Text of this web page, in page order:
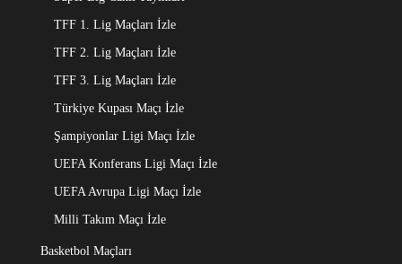
TFF 1. Lig Maçları İzle
TFF 2. Lig Maçları İzle
TFF 3. Lig Maçları İzle
Türkiye Kupası Maçı İzle
Şampiyonlar Ligi Maçı İzle
UEFA Konferans Ligi Maçı İzle
UEFA Avrupa Ligi Maçı İzle
Milli Takım Maçı İzle
Basketbol Maçları